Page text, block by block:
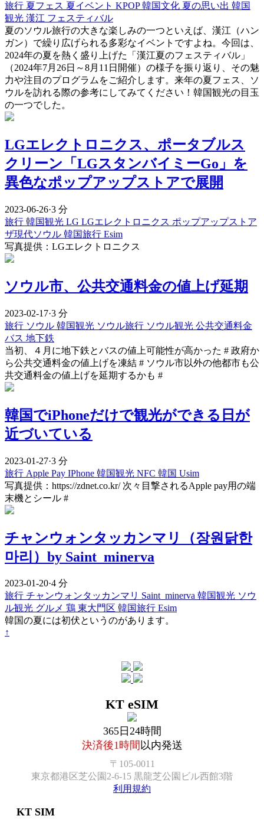
旅行 夏フェス 夏イベント KPOP韓国文化 夏の思い出 韓国
観光 漢江 フェスティバル
夏のソウル旅行の大きな楽しみの一つといえば、漢江（ハン
ガン）で繰り広げられる多彩なイベントですよね。今回は、
2024年の夏を熱く盛り上げた「漢江夏のフェスティバル」
（2024年7月26日～8月11日開催）の様子を振り返り、その魅
力や注目のプログラムをご紹介します。来年の夏フェス、ソ
ウルを訪れる際の参考にしてみてください！韓国観光の目玉
の一つでした。
LGエレクトロニクス、ポータブルス
クリーン「LGスタンバイミーGo」を
異色なポップアップストアで展開
2023-06-26·3 分
旅行 韓国観光 LG LGエレクトロニクス ポップアップストア
ザ現代ソウル 韓国旅行 Esim
写真提供：LGエレクトロニクス
ソウル市、公共交通料金の値上げ延期
2023-02-17·3 分
旅行 ソウル 韓国観光 ソウル旅行 ソウル観光 公共交通料金
バス 地下鉄
当初、４月に地下鉄とバスの値上可能性が高かった # 政府か
ら公共交通料金の値上げを凍結 # ソウル市以外の他都市も公
共交通料金の値上げを延期するかも #
韓国でiPhoneだけで観光ができる日が
近づいている
2023-01-27·3 分
旅行 Apple Pay IPhone 韓国観光 NFC 韓国 Usim
写真提供：https://zdnet.co.kr/ 次々目撃されるApple pay用の端
末機とシール #
チャンウォンタッカンマリ（장원닭한
마리）by Saint_minerva
2023-01-20·4 分
旅行 チャンウォンタッカンマリ Saint_minerva 韓国観光 ソウ
ル観光 グルメ 鶏 東大門区 韓国旅行 Esim
韓国の夏には初伏というのがあります。
↑
KT eSIM
365日24時間
決済後1時間以内発送
〒105-0011
東京都港区芝公園2-6-15 黒龍芝公園ビル西館3階
利用規約
KT SIM